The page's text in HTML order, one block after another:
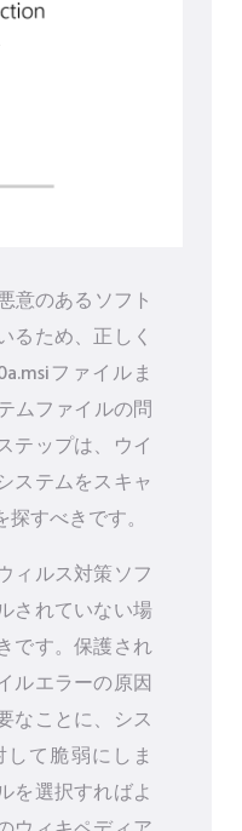
意のあるソフト
るため、正しく
ファイルま
ムファイルの問
テップは、ウイ
ステムをスキャ
すべきです。
ィルス対策ソフ
されていない場
です。保護され
ルエラーの原因
なことに、シス
て脆弱にしま
を選択すればよ